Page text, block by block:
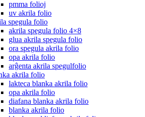
pmma folioj
uv akrila folio
spegula folio
akrila spegula folio 4×8
glua akrila spegula folio
ora spegula akrila folio
opa akrila folio
arĝenta akrila spegulfolio
akrila folio
lakteca blanka akrila folio
opa akrila folio
diafana blanka akrila folio
blanka akrila folio